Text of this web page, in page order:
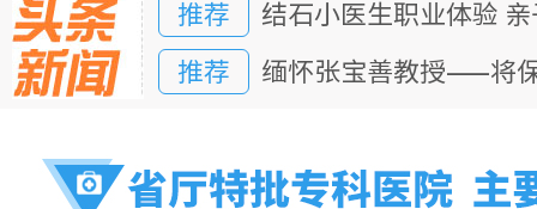
推荐 结石小医生职业体验
推荐 缅怀张宝善教授——将
推荐 缅怀张宝善教授——将